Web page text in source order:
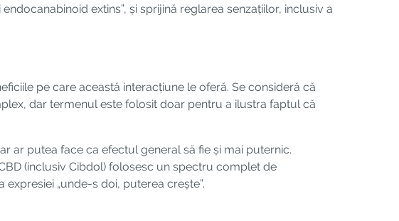
extins”, și sprijină reglarea senzațiilor, inclusiv a
pe care această interacțiune le oferă. Se consideră că
dar termenul este folosit doar pentru a ilustra faptul că
ar putea face ca efectul general să fie și mai puternic.
(inclusiv Cibdol) folosesc un spectru complet de
„unde-s doi, puterea crește”.